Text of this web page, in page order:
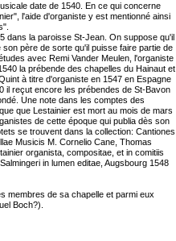
date de 1540. En ce qui concerne
l'aide d'organiste y est mentionné ainsi
dans la paroisse St-Jean. On suppose qu'il
père de sorte qu'il puisse faire partie de
avec Remi Vander Meulen, l'organiste
la prébende des chapelles du Hainaut et
à titre d'organiste en 1547 en Espagne
il reçut encore les prébendes de St-Bavon
Une note dans les comptes des
que Lestainier est mort au mois de mars
de cette époque qui publia dès son
se trouvent dans la collection: Cantiones
Musicis M. Cornelio Cane, Thomas
organista, compositae, et in comitiis
in lumen editae, Augsbourg 1548
membres de sa chapelle et parmi eux
Boch?).